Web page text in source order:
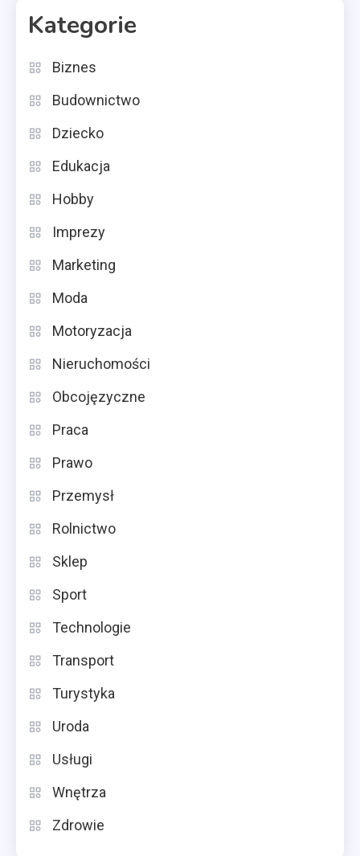
Kategorie
Biznes
Budownictwo
Dziecko
Edukacja
Hobby
Imprezy
Marketing
Moda
Motoryzacja
Nieruchomości
Obcojęzyczne
Praca
Prawo
Przemysł
Rolnictwo
Sklep
Sport
Technologie
Transport
Turystyka
Uroda
Usługi
Wnętrza
Zdrowie